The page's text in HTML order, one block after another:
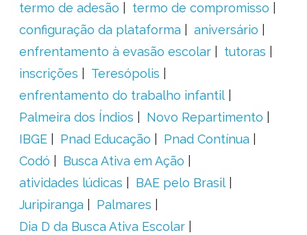
termo de adesão
termo de compromisso
configuração da plataforma
aniversário
enfrentamento à evasão escolar
tutoras
inscrições
Teresópolis
enfrentamento do trabalho infantil
Palmeira dos Índios
Novo Repartimento
IBGE
Pnad Educação
Pnad Contínua
Codó
Busca Ativa em Ação
atividades lúdicas
BAE pelo Brasil
Juripiranga
Palmares
Dia D da Busca Ativa Escolar